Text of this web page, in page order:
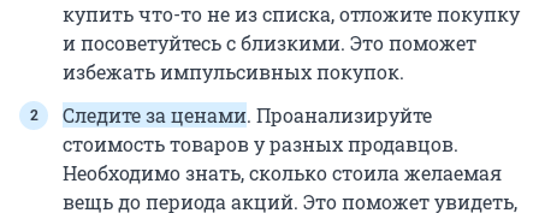
купить что-то не из списка, отложите покупку
и посоветуйтесь с близкими. Это поможет
избежать импульсивных покупок.
Следите за ценами. Проанализируйте
стоимость товаров у разных продавцов.
Необходимо знать, сколько стоила желаемая
вещь до периода акций. Это поможет увидеть,